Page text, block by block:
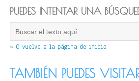
PUEDES INTENTAR UNA
« O vuelve a la página de inicio
TAMBIÉN PUEDES